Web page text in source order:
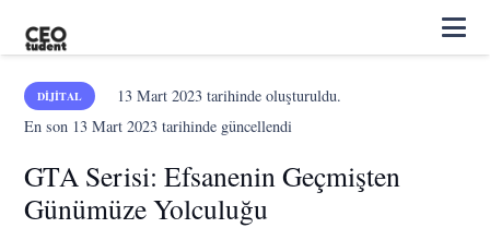
DIJITAL 13 Mart 2023tarihinde oluşturuldu.
En son 13 Mart 2023 tarihinde güncellendi
GTA Serisi: Efsanenin Geçmişten
Günümüze Yolculuğu